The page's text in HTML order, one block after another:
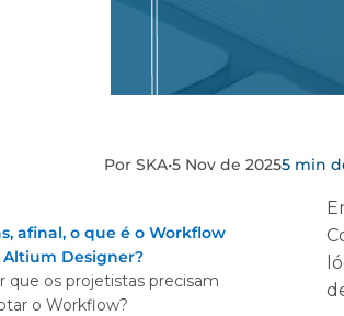
Por SKA•5 Nov de 20255 min
afinal, o que é o Workflow
Altium Designer?
que os projetistas precisam
o Workflow?